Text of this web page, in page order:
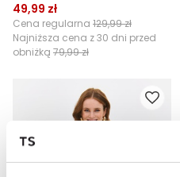
49,99 zł
Cena regularna 129,99 zł
Najniższa cena z 30 dni przed
obniżką 79,99 zł